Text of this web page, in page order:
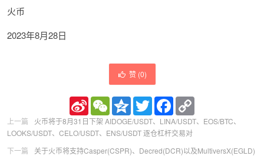
火币
2023年8月28日
赞 (0)
Sina
Weibo
WeChatQzoneTwitterFacebook
上一篇
火币将于8月31日下架 AIDOGE/USDT、LINA/USDT、EOS/BTC、
LOOKS/USDT、CELO/USDT、ENS/USDT 逐仓杠杆交易对
下一篇
关于火币将支持Casper(CSPR)、Decred(DCR)以及MultiversX(EGLD)